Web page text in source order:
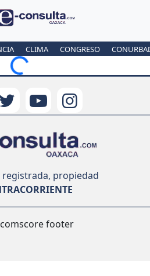
CLIMA CONGRESO
Loading...
registrada, propiedad